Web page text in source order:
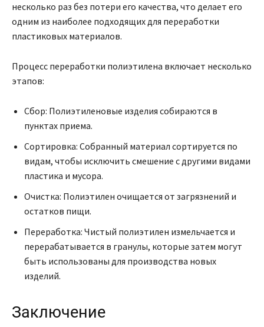
несколько раз без потери его качества, что делает его
одним из наиболее подходящих для переработки
пластиковых материалов.
Процесс переработки полиэтилена включает несколько
этапов:
Сбор: Полиэтиленовые изделия собираются в
пунктах приема.
Сортировка: Собранный материал сортируется по
видам, чтобы исключить смешение с другими видами
пластика и мусора.
Очистка: Полиэтилен очищается от загрязнений и
остатков пищи.
Переработка: Чистый полиэтилен измельчается и
перерабатывается в гранулы, которые затем могут
быть использованы для производства новых
изделий.
Заключение